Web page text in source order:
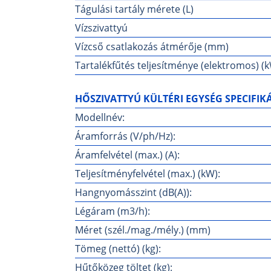
Tágulási tartály mérete (L)
Vízszivattyú
Vízcső csatlakozás átmérője (mm)
Tartalékfűtés teljesítménye (elektromos)
HŐSZIVATTYÚ KÜLTÉRI EGYSÉG
Modellnév:
Áramforrás (V/ph/Hz):
Áramfelvétel (max.) (A):
Teljesítményfelvétel (max.) (kW):
Hangnyomásszint (dB(A)):
Légáram (m3/h):
Méret (szél./mag./mély.) (mm)
Tömeg (nettó) (kg):
Hűtőközeg töltet (kg):